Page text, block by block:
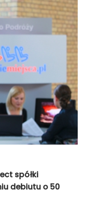
spółki
debiutu o 50